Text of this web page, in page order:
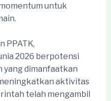
untuk
PPATK,
2026 berpotensi
yang dimanfaatkan
aktivitas
telah mengambil